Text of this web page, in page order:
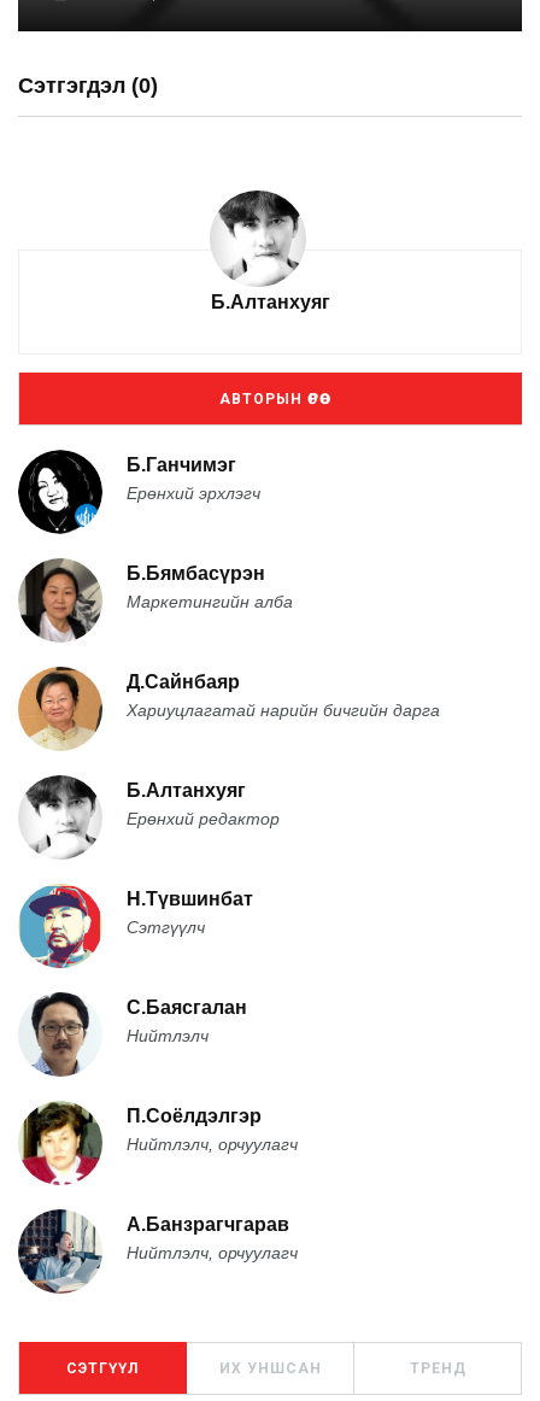
Сэтгэгдэл (0)
Б.Алтанхуяг
АВТОРЫН ӨРӨӨ
Б.Ганчимэг
Ерөнхий эрхлэгч
Б.Бямбасүрэн
Маркетингийн алба
Д.Сайнбаяр
Хариуцлагатай нарийн бичгийн дарга
Б.Алтанхуяг
Ерөнхий редактор
Н.Түвшинбат
Сэтгүүлч
С.Баясгалан
Нийтлэлч
П.Соёлдэлгэр
Нийтлэлч, орчуулагч
А.Банзрагчгарав
Нийтлэлч, орчуулагч
СЭТГҮҮЛ ИХ УНШСАН ТРЕНД